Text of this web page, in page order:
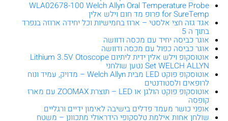
WLA02678-100 Welch Allyn Oral Temperature Probe
for SureTemp פרופ מד חום וילש אלין
אגד גזה חצי אלסטי – ארוז בחמישיות וכל יחידה ארוזה בנפרד
בתוך ה 5
אוגר כביסה יחיד עם מכסה ודוושה
אוגר כביסה כפול עם מכסה ודוושה
אוטוסקופ וילש אלין ידית ליתיום Lithium 3.5V Otoscope
Set WELCH ALLYN נטען שולחני
אוטוסקופ פוקט LED מבית Welch Allyn – מדויק, עמיד ונוח
לרופאים ולסטודנטים
אוטוסקופ פוקט הולגן או LED – תוצרת ZOOMAX עם מארז
קופסה
אופני כושר מעמד פדלים בישיבה לאימון ידיים ורגליים
שולחן אחות אילמת טלסקופי הידראולי מתכוונן – משטח